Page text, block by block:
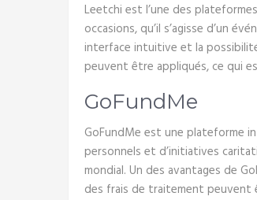
Leetchi est l’une des
occasions, qu’il s’agisse d’un
interface intuitive et la
peuvent être appliqués, ce qui
GoFundMe
GoFundMe est une plateforme
personnels et d’initiatives
mondial. Un des avantages de
des frais de traitement